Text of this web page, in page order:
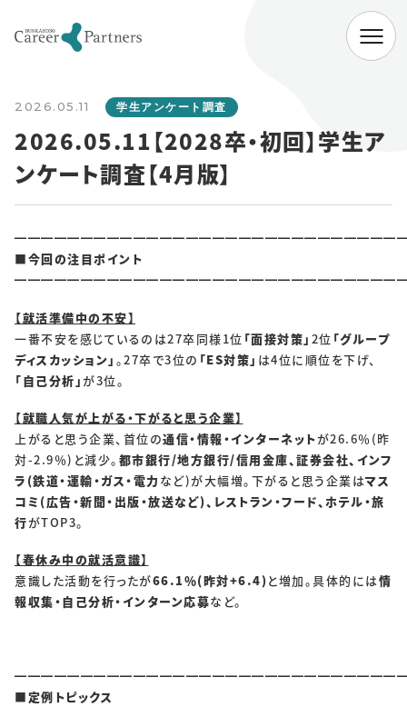
2026.05.11 学生アンケート調査
2026.05.11【2028卒・初回】学生ア
ンケート調査【4月版】
■今回の注目ポイント
【就活準備中の不安】
一番不安を感じているのは27卒同様1位 「面接対策」 2位 「グループ
ディスカッション」 。27卒で3位の 「ES対策」 は4位に順位を下げ、
「自己分析」が3位。
【就職人気が上がる・下がると思う企業】
上がると思う企業、首位の通信・情報・インターネットが26.6％(昨
対-2.9％)と減少。 都市銀行/地方銀行/信用金庫、証券会社、インフ
ラ(鉄道・運輸・ガス・電力 など)が大幅増。下がると思う企業はマス
コミ(広告・新聞・出版・放送など)、レストラン・フード、ホテル・旅
行がTOP3。
【春休み中の就活意識】
意識した活動を行ったが66.1％(昨対+6.4)と増加。具体的には情
報収集・自己分析・インターン応募など。
■定例トピックス
会社情報
代表挨拶 経営理念 会社概要
大学向けサービス
NEWS
お知らせ一覧
SOLUTIONS
ソリューション
RECRUIT
新卒採用 中途採用